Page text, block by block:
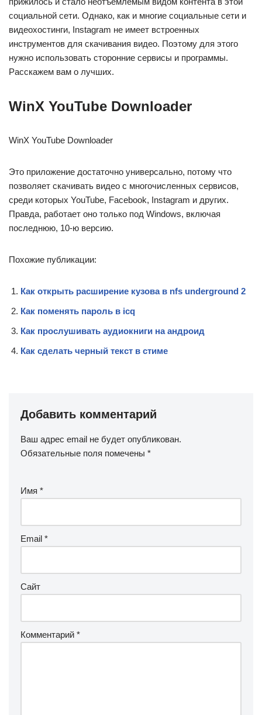
социальной сети. Однако, как и многие социальные сети и
видеохостинги, Instagram не имеет встроенных
инструментов для скачивания видео. Поэтому для этого
нужно использовать сторонние сервисы и программы.
Расскажем вам о лучших.
WinX YouTube Downloader
WinX YouTube Downloader
Это приложение достаточно универсально, потому что
позволяет скачивать видео с многочисленных сервисов,
среди которых YouTube, Facebook, Instagram и других.
Правда, работает оно только под Windows, включая
последнюю, 10-ю версию.
Похожие публикации:
Как открыть расширение кузова в nfs underground 2
Как поменять пароль в icq
Как прослушивать аудиокниги на андроид
Как сделать черный текст в стиме
Добавить комментарий
Ваш адрес email не будет опубликован.
Обязательные поля помечены *
Имя *
Email *
Сайт
Комментарий *